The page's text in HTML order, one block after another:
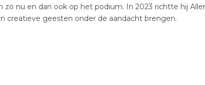
zo nu en dan ook op het podium. In 2023 richtte hij
creatieve geesten onder de aandacht brengen.